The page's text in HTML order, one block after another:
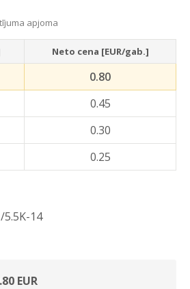
5.5K-14
EUR
apjoma
Neto cena [EUR/gab.]
0.80
0.45
0.30
0.25